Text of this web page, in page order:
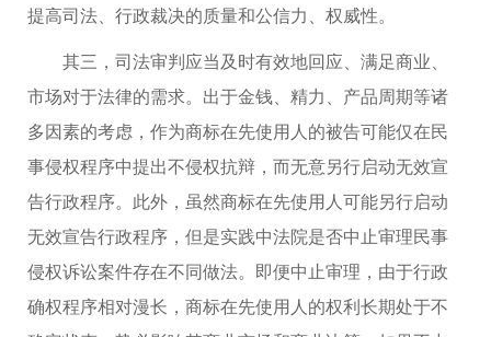
提高司法、行政裁决的质量和公信力、权威性。
其三，司法审判应当及时有效地回应、满足商业、
市场对于法律的需求。出于金钱、精力、产品周期等诸
多因素的考虑，作为商标在先使用人的被告可能仅在民
事侵权程序中提出不侵权抗辩，而无意另行启动无效宣
告行政程序。此外，虽然商标在先使用人可能另行启动
无效宣告行政程序，但是实践中法院是否中止审理民事
侵权诉讼案件存在不同做法。即便中止审理，由于行政
确权程序相对漫长，商标在先使用人的权利长期处于不